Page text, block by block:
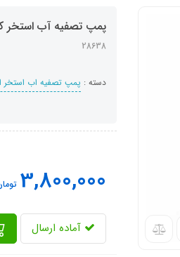
پمپ تصفیه آب استخر کد
28638
دسته : پمپ تصفیه اب استخر
3,800,000
آماده ارسال